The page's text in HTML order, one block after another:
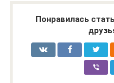
Понравилась